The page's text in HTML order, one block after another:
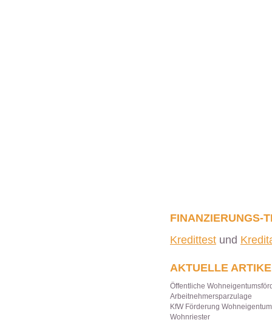
FINANZIERUNGS-
Kredittest und
AKTUELLE
Öffentliche
Arbeitnehmersparzulage
KfW Förderung Wohneigentum
Wohnriester